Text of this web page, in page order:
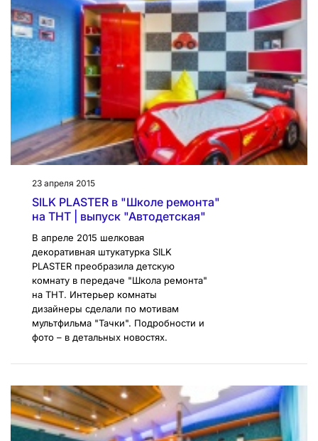
23 апреля 2015
SILK PLASTER в "Школе ремонта"
на ТНТ | выпуск "Автодетская"
В апреле 2015 шелковая
декоративная штукатурка SILK
PLASTER преобразила детскую
комнату в передаче "Школа ремонта"
на ТНТ. Интерьер комнаты
дизайнеры сделали по мотивам
мультфильма "Тачки". Подробности и
фото – в детальных новостях.